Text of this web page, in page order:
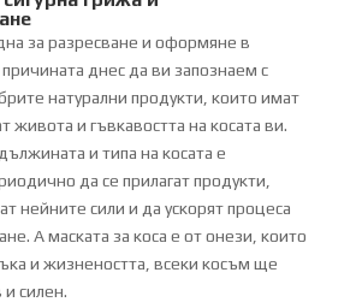
за разресване и оформяне в
причината днес да ви запознаем с
натурални продукти, които имат
живота и гъвкавостта на косата ви.
и типа на косата е
да се прилагат продукти,
нейните сили и да ускорят процеса
А маската за коса е от онези, които
и жизнеността, всеки косъм ще
силен.